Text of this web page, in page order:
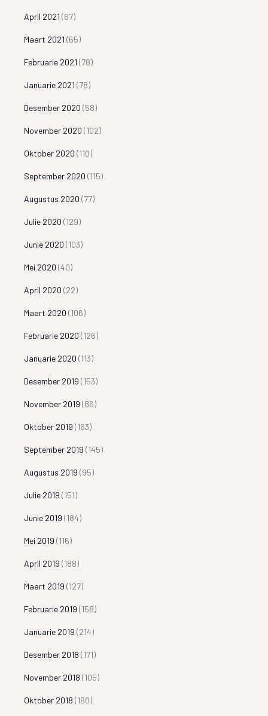
April 2021 (67)
Maart 2021 (65)
Februarie 2021 (78)
Januarie 2021 (78)
Desember 2020 (58)
November 2020 (102)
Oktober 2020 (110)
September 2020 (115)
Augustus 2020 (77)
Julie 2020 (129)
Junie 2020 (103)
Mei 2020 (40)
April 2020 (22)
Maart 2020 (106)
Februarie 2020 (126)
Januarie 2020 (113)
Desember 2019 (153)
November 2019 (86)
Oktober 2019 (163)
September 2019 (145)
Augustus 2019 (95)
Julie 2019 (151)
Junie 2019 (184)
Mei 2019 (116)
April 2019 (188)
Maart 2019 (127)
Februarie 2019 (158)
Januarie 2019 (214)
Desember 2018 (171)
November 2018 (105)
Oktober 2018 (160)